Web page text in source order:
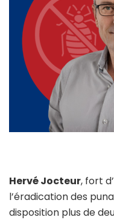
Hervé Jocteur, fort
l’éradication des
disposition plus de